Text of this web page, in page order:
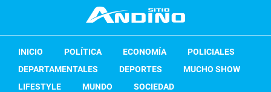
INICIO POLÍTICA ECONOMÍA
POLICIALES
DEPARTAMENTALES
DEPORTES
MUCHO SHOW
LIFESTYLE
MUNDO SOCIEDAD